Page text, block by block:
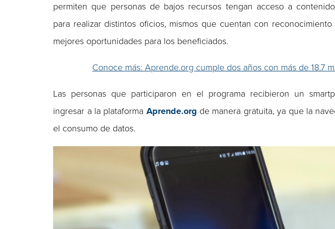
permiten que personas de bajos recursos tengan acceso a
para realizar distintos oficios, mismos que cuentan con
mejores oportunidades para los beneficiados.
Conoce más: Aprende.org cumple dos años con más de 18.7
Las personas que participaron en el programa recibieron un
ingresar a la plataforma Aprende.org de manera gratuita, ya que la
el consumo de datos.